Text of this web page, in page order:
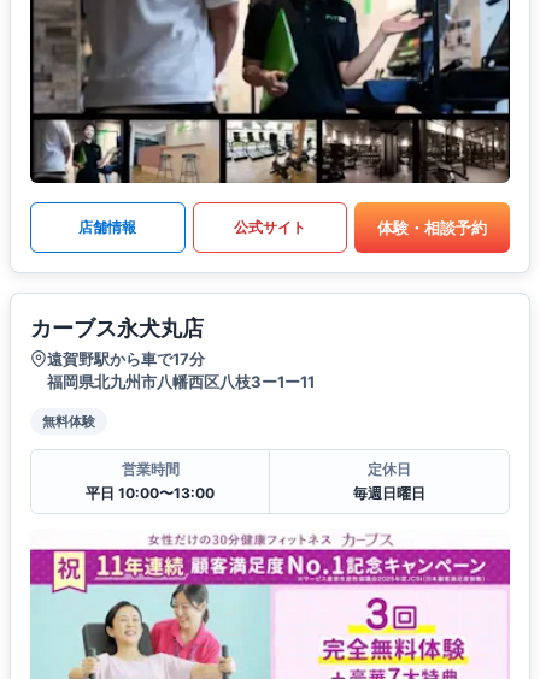
店舗情報 公式サイト 体験・相談予約
カーブス永犬丸店
遠賀野駅から車で17分
福岡県北九州市八幡西区八枝3ー1ー11
無料体験
営業時間
平日 10:00〜13:00
定休日
毎週日曜日